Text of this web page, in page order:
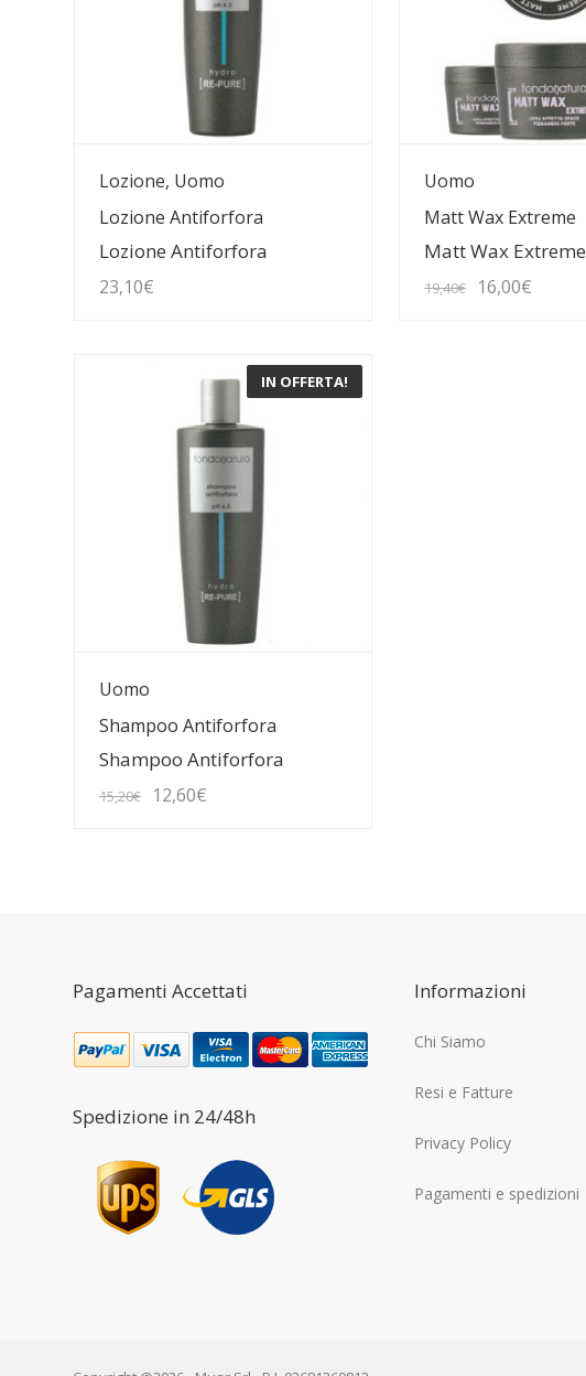
Guarda Dettagli
Lozione, Uomo
Lozione Antiforfora
Lozione Antiforfora
23,10€
Uomo
Matt Wax Extreme
Matt Wax Extreme
19,40€
Il16,00€
IN OFFERTA!
Uomo
Shampoo Antiforfora
Shampoo Antiforfora
15,20€
Il12,60€
Pagamenti Accettati
Spedizione in 24/48h
Informazioni
Chi Siamo
Resi e Fatture
Privacy Policy
Pagamenti e spedizioni